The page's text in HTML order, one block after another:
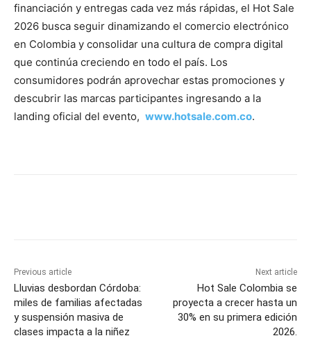
financiación y entregas cada vez más rápidas, el Hot Sale
2026 busca seguir dinamizando el comercio electrónico
en Colombia y consolidar una cultura de compra digital
que continúa creciendo en todo el país. Los
consumidores podrán aprovechar estas promociones y
descubrir las marcas participantes ingresando a la
landing oficial del evento, www.hotsale.com.co.
Previous article
Lluvias desbordan Córdoba:
miles de familias afectadas
y suspensión masiva de
clases impacta a la niñez
Next article
Hot Sale Colombia se
proyecta a crecer hasta un
30% en su primera edición
2026.